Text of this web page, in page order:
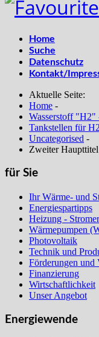
Home
Suche
Datenschutz
Kontakt/
Aktuelle Seite:
Home -
Wasserstoff
Tankstellen für H2
Uncategorised -
Zweiter Haupttitel
für Sie
Ihr Wärme- und
Energiespartipps
Heizung -
Wärmepumpen
Photovoltaik
Technik und
Förderungen und
Finanzierung
Wirtschaftlichkeit
Unser Angebot
Energiewende